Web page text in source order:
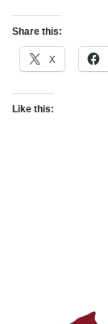
Share this:
X
Like this: